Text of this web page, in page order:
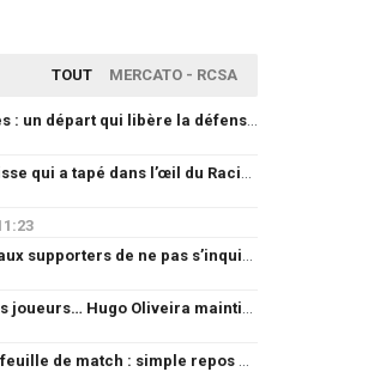
TOUT MERCATO - RCSA